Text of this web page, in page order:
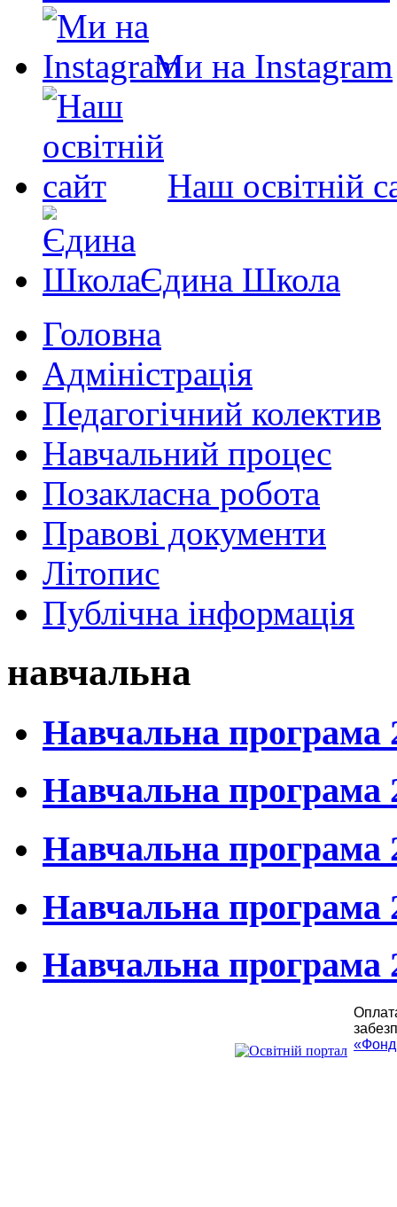
Ми на Instagram
Наш освітній
Єдина Школа
Головна
Адміністрація
Педагогічний колектив
Навчальний процес
Позакласна робота
Правові документи
Літопис
Публічна інформація
навчальна
Навчальна програма
Навчальна програма
Навчальна програма
Навчальна програма
Навчальна програма
«Фонд